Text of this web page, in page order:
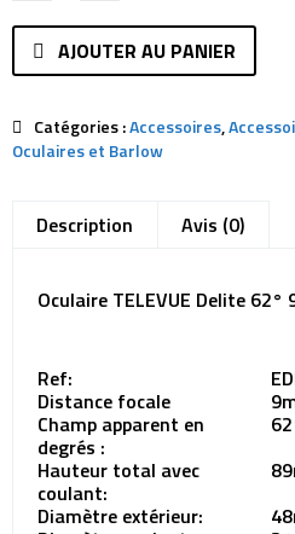
AJOUTER AU PANIER
Catégories :Accessoires,
Oculaires et Barlow
Description Avis (0)
Oculaire TELEVUE Delite 62°
Ref:
Distance focale
Champ apparent en
degrés :
Hauteur total avec
coulant:
Diamètre extérieur: